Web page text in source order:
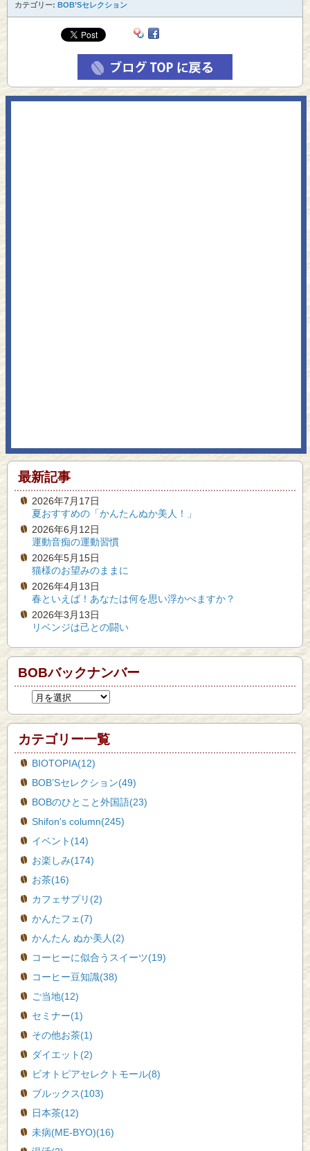
カテゴリー: BOB’Sセレクション
最新記事
2026年7月17日
夏おすすめの「かんたんぬか美人！」
2026年6月12日
運動音痴の運動習慣
2026年5月15日
猫様のお望みのままに
2026年4月13日
春といえば！あなたは何を思い浮かべますか？
2026年3月13日
リベンジは己との闘い
BOBバックナンバー
カテゴリー一覧
BIOTOPIA(12)
BOB’Sセレクション(49)
BOBのひとこと外国語(23)
Shifon's column(245)
イベント(14)
お楽しみ(174)
お茶(16)
カフェサプリ(2)
かんたフェ(7)
かんたん ぬか美人(2)
コーヒーに似合うスイーツ(19)
コーヒー豆知識(38)
ご当地(12)
セミナー(1)
その他お茶(1)
ダイエット(2)
ビオトピアセレクトモール(8)
ブルックス(103)
日本茶(12)
未病(ME-BYO)(16)